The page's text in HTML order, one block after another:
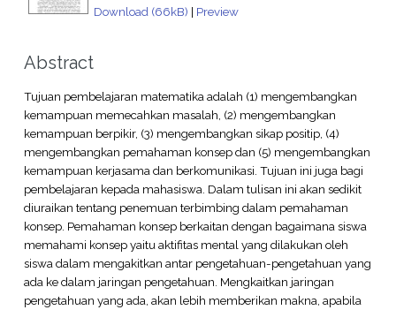
Download (66kB) | Preview
Abstract
Tujuan pembelajaran matematika adalah (1) mengembangkan
kemampuan memecahkan masalah, (2) mengembangkan
kemampuan berpikir, (3) mengembangkan sikap positip, (4)
mengembangkan pemahaman konsep dan (5) mengembangkan
kemampuan kerjasama dan berkomunikasi. Tujuan ini juga bagi
pembelajaran kepada mahasiswa. Dalam tulisan ini akan sedikit
diuraikan tentang penemuan terbimbing dalam pemahaman
konsep. Pemahaman konsep berkaitan dengan bagaimana siswa
memahami konsep yaitu aktifitas mental yang dilakukan oleh
siswa dalam mengakitkan antar pengetahuan-pengetahuan yang
ada ke dalam jaringan pengetahuan. Mengkaitkan jaringan
pengetahuan yang ada, akan lebih memberikan makna, apabila